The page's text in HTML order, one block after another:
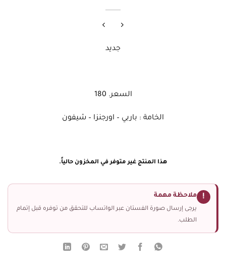
جديد
السعر. 180
الخامة : باربي – اورجنزا – شيفون
هذا المنتج غير متوفر في المخزون حالياً.
! ملاحظة مهمة
يرجى إرسال صورة الفستان عبر الواتساب للتحقق من توفره قبل إتمام
الطلب.